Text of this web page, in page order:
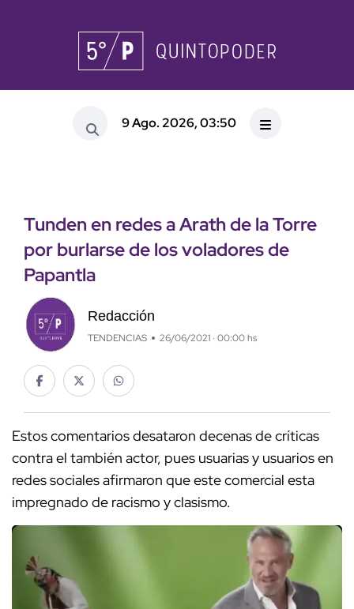
9 Ago. 2026, 03:50
Tunden en redes a Arath de la Torre
por burlarse de los voladores de
Papantla
Redacción
TENDENCIAS 26/06/2021 · 00:00 hs
Estos comentarios desataron decenas de críticas
contra el también actor, pues usuarias y usuarios en
redes sociales afirmaron que este comercial esta
impregnado de racismo y clasismo.